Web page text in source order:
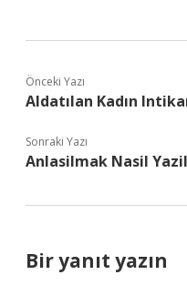
Önceki Yazı
Aldatılan Kadın
Sonraki Yazı
Anlasilmak Nasil
Bir yanıt yazın